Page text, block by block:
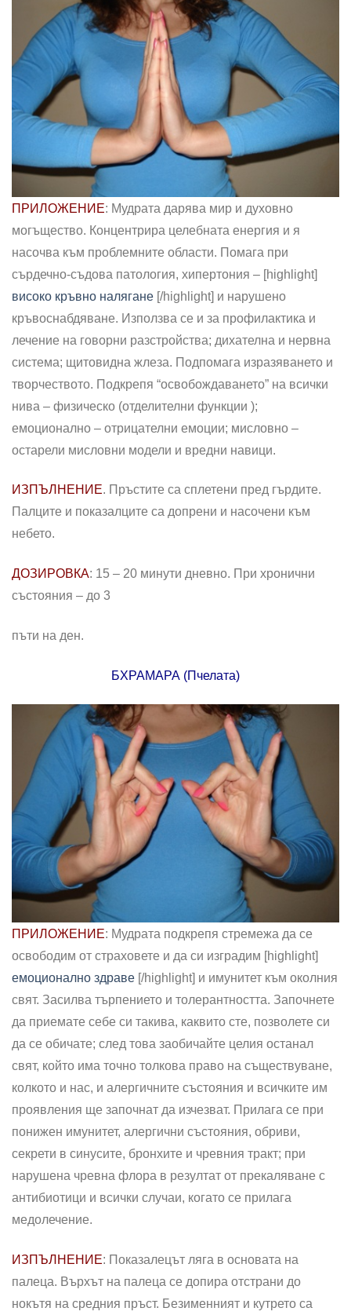
ПРИЛОЖЕНИЕ: Мудрата дарява мир и духовно
могъщество. Концентрира целебната енергия и я
насочва към проблемните области. Помага при
сърдечно-съдова патология, хипертония – [highlight]
високо кръвно налягане [/highlight] и нарушено
кръвоснабдяване. Използва се и за профилактика и
лечение на говорни разстройства; дихателна и нервна
система; щитовидна жлеза. Подпомага изразяването и
творчеството. Подкрепя “освобождаването” на всички
нива – физическо (отделителни функции );
емоционално – отрицателни емоции; мисловно –
остарели мисловни модели и вредни навици.
ИЗПЪЛНЕНИЕ. Пръстите са сплетени пред гърдите.
Палците и показалците са допрени и насочени към
небето.
ДОЗИРОВКА: 15 – 20 минути дневно. При хронични
състояния – до 3
пъти на ден.
БХРАМАРА (Пчелата)
ПРИЛОЖЕНИЕ: Мудрата подкрепя стремежа да се
освободим от страховете и да си изградим [highlight]
емоционално здраве [/highlight] и имунитет към околния
свят. Засилва търпението и толерантността. Започнете
да приемате себе си такива, каквито сте, позволете си
да се обичате; след това заобичайте целия останал
свят, който има точно толкова право на съществуване,
колкото и нас, и алергичните състояния и всичките им
проявления ще започнат да изчезват. Прилага се при
понижен имунитет, алергични състояния, обриви,
секрети в синусите, бронхите и чревния тракт; при
нарушена чревна флора в резултат от прекаляване с
антибиотици и всички случаи, когато се прилага
медолечение.
ИЗПЪЛНЕНИЕ: Показалецът ляга в основата на
палеца. Върхът на палеца се допира отстрани до
нокътя на средния пръст. Безименният и кутрето са